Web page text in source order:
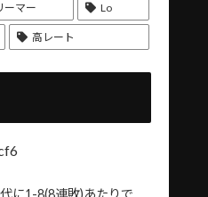
ーマー Lo
高レート
に1-8(8連敗)あたりで